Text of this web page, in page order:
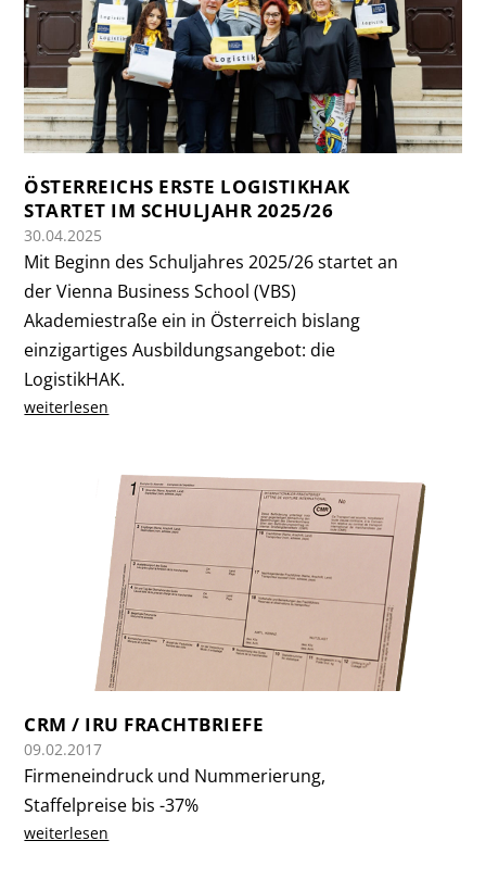
ÖSTERREICHS ERSTE LOGISTIKHAK
STARTET IM SCHULJAHR 2025/26
30.04.2025
Mit Beginn des Schuljahres 2025/26 startet an
der Vienna Business School (VBS)
Akademiestraße ein in Österreich bislang
einzigartiges Ausbildungsangebot: die
LogistikHAK.
weiterlesen
CRM / IRU FRACHTBRIEFE
09.02.2017
Firmeneindruck und Nummerierung,
Staffelpreise bis -37%
weiterlesen